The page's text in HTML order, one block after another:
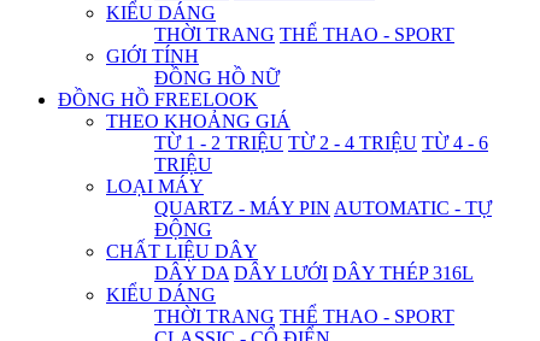
KIỂU DÁNG
THỜI TRANG THỂ THAO - SPORT
GIỚI TÍNH
ĐỒNG HỒ NỮ
ĐỒNG HỒ FREELOOK
THEO KHOẢNG GIÁ
TỪ 1 - 2 TRIỆU TỪ 2 - 4 TRIỆU TỪ 4 - 6
TRIỆU
LOẠI MÁY
QUARTZ - MÁY PIN AUTOMATIC - TỰ
ĐỘNG
CHẤT LIỆU DÂY
DÂY DA DÂY LƯỚI DÂY THÉP 316L
KIỂU DÁNG
THỜI TRANG THỂ THAO - SPORT